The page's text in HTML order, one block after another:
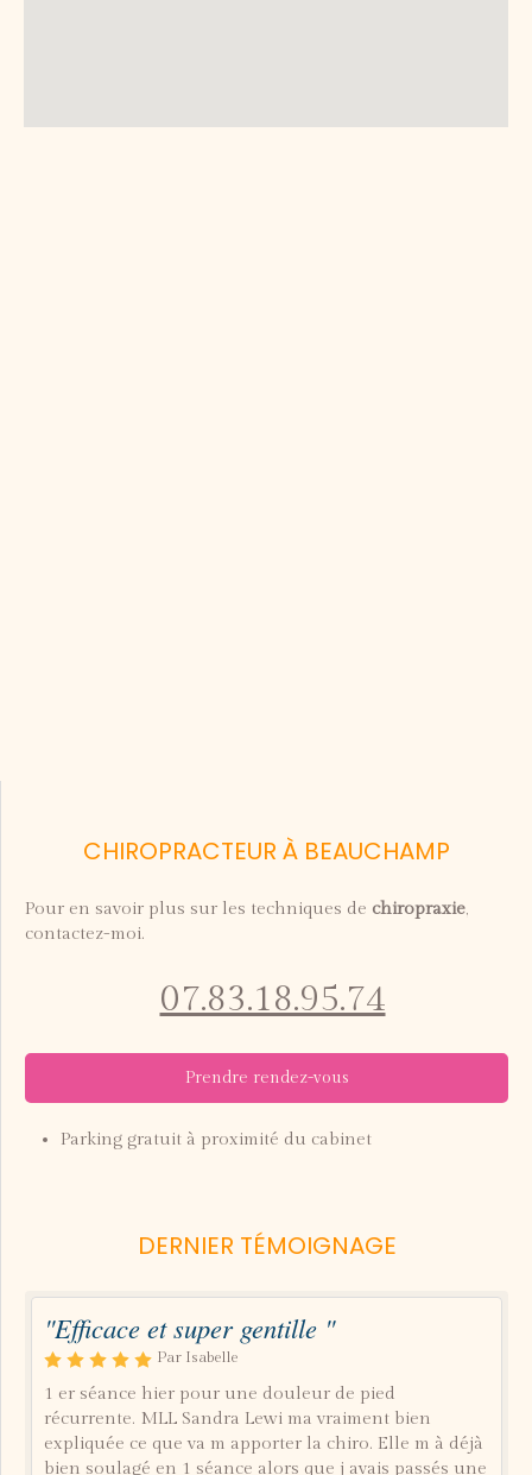
CHIROPRACTEUR À BEAUCHAMP
Pour en savoir plus sur les techniques de chiropraxie,
contactez-moi.
07.83.18.95.74
Prendre rendez-vous
Parking gratuit à proximité du cabinet
DERNIER TÉMOIGNAGE
"Efficace et super gentille "
Par Isabelle
1 er séance hier pour une douleur de pied
récurrente. MLL Sandra Lewi ma vraiment bien
expliquée ce que va m apporter la chiro. Elle m à déjà
bien soulagé en 1 séance alors que j avais passés une